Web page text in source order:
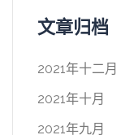
文章归档
2021年十二月
2021年十月
2021年九月